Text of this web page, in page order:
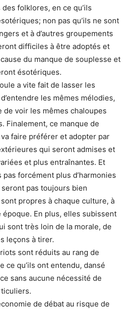
folklores, en ce qu’ils
non pas qu’ils ne sont
et à d’autres groupements
difficiles à être adoptés et
du manque de souplesse et
ésotériques.
a vite fait de lasser les
les mêmes mélodies,
de voir les mêmes chaloupes
Finalement, ce manque de
faire préférer et adopter par
qui seront admises et
et plus entraînantes. Et
pas forcément plus d’harmonies
pas toujours bien
propres à chaque culture, à
époque. En plus, elles subissent
sont très loin de la morale, de
leçons à tirer.
sont réduits au rang de
ce qu’ils ont entendu, dansé
sans aucune nécessité de
de débat au risque de